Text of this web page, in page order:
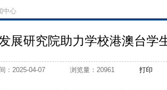
中心
展研究院助力学校港澳台学
间：2025-04-07 浏览量：20961 打印